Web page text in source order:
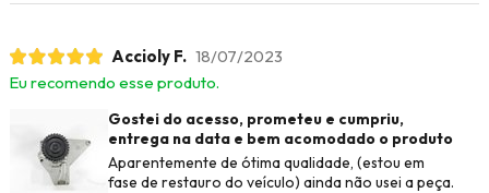
Accioly F. 18/07/2023
Eu recomendo esse produto.
Gostei do acesso, prometeu e cumpriu,
entrega na data e bem acomodado o produto
Aparentemente de ótima qualidade, (estou em
fase de restauro do veículo) ainda não usei a peça.